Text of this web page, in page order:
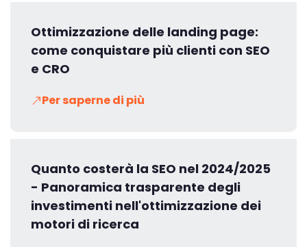
Ottimizzazione delle landing page:
come conquistare più clienti con SEO
e CRO
Per saperne di più
Quanto costerà la SEO nel 2024/2025
- Panoramica trasparente degli
investimenti nell'ottimizzazione dei
motori di ricerca